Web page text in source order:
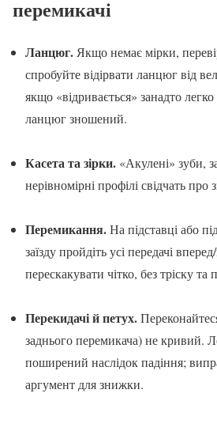
перемикачі
Ланцюг.Якщо немає мірки,
спробуйте відірвати ланцюг від
якщо «відривається» занадто
ланцюг зношений.
Касета та зірки. «Акулені» зуби,
нерівномірні профілі свідчать про
Перемикання.На підставці або
заїзду пройдіть усі передачі
перескакувати чітко, без тріску та
Перекидачі й петух.
заднього перемикача) не кривий.
поширений наслідок падіння;
аргумент для знижки.